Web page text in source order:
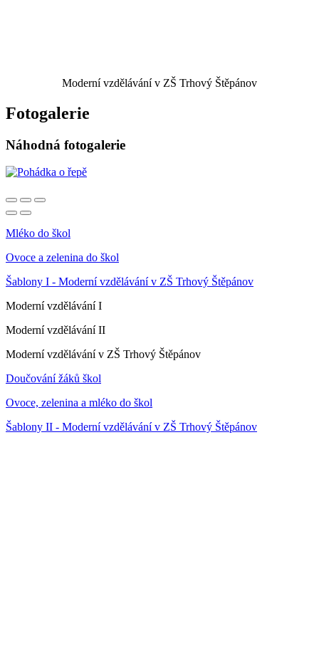
Moderní vzdělávání v ZŠ Trhový Štěpánov
Fotogalerie
Náhodná fotogalerie
Mléko do škol
Ovoce a zelenina do škol
Šablony I - Moderní vzdělávání v ZŠ Trhový Štěpánov
Moderní vzdělávání I
Moderní vzdělávání II
Moderní vzdělávání v ZŠ Trhový Štěpánov
Doučování žáků škol
Ovoce, zelenina a mléko do škol
Šablony II - Moderní vzdělávání v ZŠ Trhový Štěpánov